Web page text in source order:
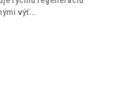
výť...